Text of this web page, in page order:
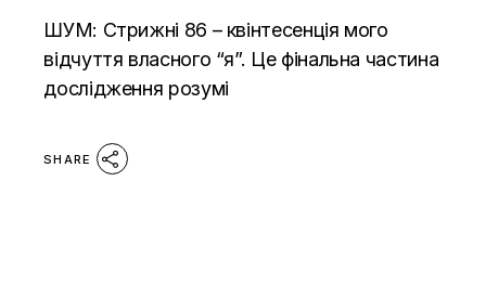
ШУМ: Стрижні 86 – квінтесенція мого
відчуття власного “я”. Це фінальна частина
дослідження розумі
SHARE